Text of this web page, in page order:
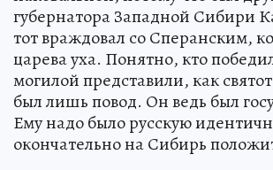
губернатора Западной Сибири
тот враждовал со Сперанским,
царева уха. Понятно, кто
могилой представили, как
был лишь повод. Он ведь был
Ему надо было русскую
окончательно на Сибирь